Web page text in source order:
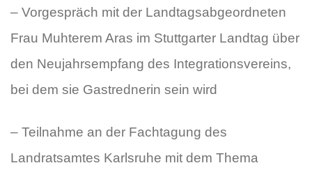
– Vorgespräch mit der Landtagsabgeordneten
Frau Muhterem Aras im Stuttgarter Landtag über
den Neujahrsempfang des Integrationsvereins,
bei dem sie Gastrednerin sein wird
– Teilnahme an der Fachtagung des
Landratsamtes Karlsruhe mit dem Thema